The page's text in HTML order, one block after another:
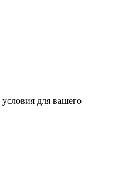
для вашего